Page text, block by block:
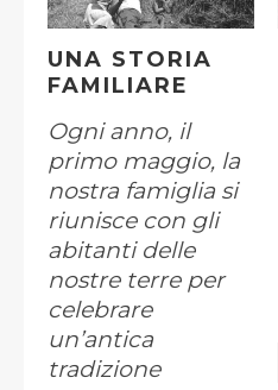
UNA STORIA
FAMILIARE
Ogni anno, il
primo maggio, la
nostra famiglia si
riunisce con gli
abitanti delle
nostre terre per
celebrare
un’antica
tradizione